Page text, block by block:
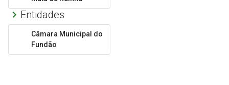
Entidades
Câmara Municipal do
Fundão